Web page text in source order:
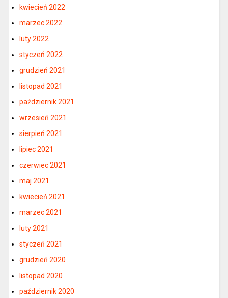
kwiecień 2022
marzec 2022
luty 2022
styczeń 2022
grudzień 2021
listopad 2021
październik 2021
wrzesień 2021
sierpień 2021
lipiec 2021
czerwiec 2021
maj 2021
kwiecień 2021
marzec 2021
luty 2021
styczeń 2021
grudzień 2020
listopad 2020
październik 2020